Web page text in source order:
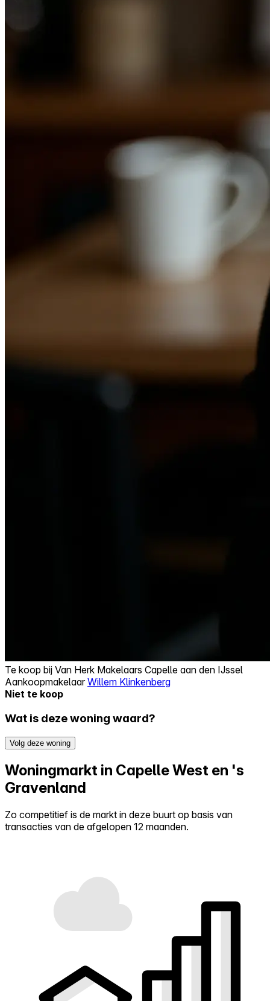
Te koop bij Van Herk Makelaars Capelle aan den IJssel
AankoopmakelaarWillem Klinkenberg
Niet te koop
Wat is deze woning waard?
Volg deze woning
Woningmarkt in Capelle West en 's
Gravenland
Zo competitief is de markt in deze buurt op basis van
transacties van de afgelopen 12 maanden.